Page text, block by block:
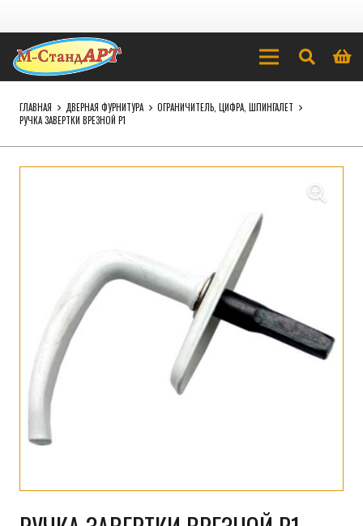
ГЛАВНАЯ ДВЕРНАЯ ФУРНИТУРА
ОГРАНИЧИТЕЛЬ, ЦИФРА, ШПИНГАЛЕТ
РУЧКА ЗАВЕРТКИ ВРЕЗНОЙ P1